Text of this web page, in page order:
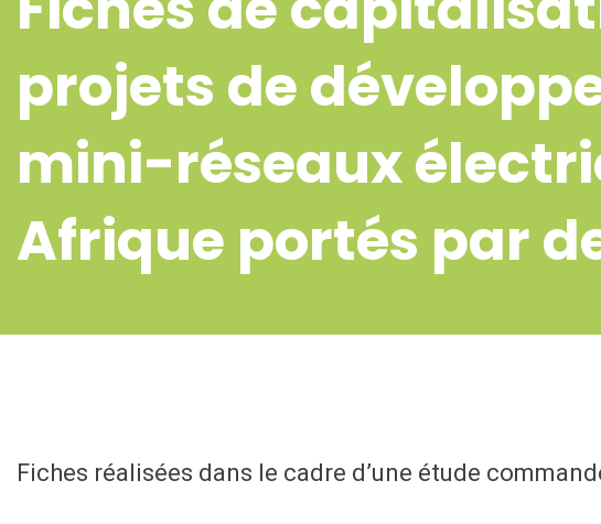
projets de
mini-réseaux
Afrique portés par
Fiches réalisées dans le cadre d’une étude